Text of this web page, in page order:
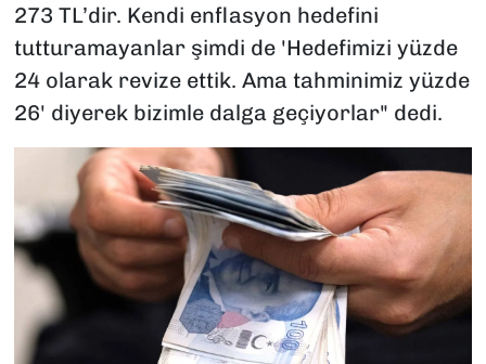
273 TL’dir. Kendi enflasyon hedefini
tutturamayanlar şimdi de 'Hedefimizi yüzde
24 olarak revize ettik. Ama tahminimiz yüzde
26' diyerek bizimle dalga geçiyorlar" dedi.